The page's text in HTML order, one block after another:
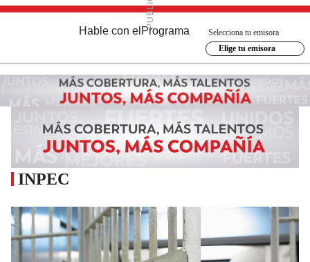
Hable con el Programa
Selecciona tu emisora
Elige tu emisora
INPEC